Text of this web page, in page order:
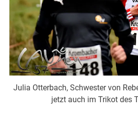
Julia Otterbach, Schwester von
jetzt auch im Trikot des